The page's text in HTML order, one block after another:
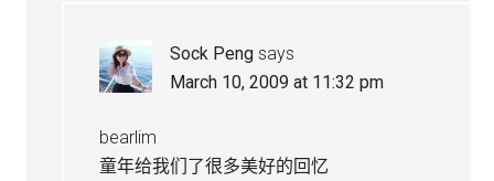
Sock Peng says
March 10, 2009 at 11:32 pm
bearlim
童年给我们了很多美好的回忆